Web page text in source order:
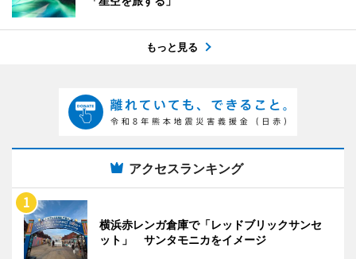
もっと見る
アクセスランキング
横浜赤レンガ倉庫で「レッドブリックサンセ
ット」 サンタモニカをイメージ